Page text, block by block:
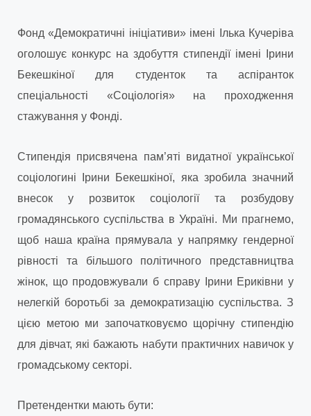
Фонд «Демократичні ініціативи» імені Ілька Кучеріва
оголошує конкурс на здобуття стипендії імені Ірини
Бекешкіної для студенток та аспіранток
спеціальності «Соціологія» на проходження
стажування у Фонді.
Стипендія присвячена пам’яті видатної української
соціологині Ірини Бекешкіної, яка зробила значний
внесок у розвиток соціології та розбудову
громадянського суспільства в Україні. Ми прагнемо,
щоб наша країна прямувала у напрямку гендерної
рівності та більшого політичного представництва
жінок, що продовжували б справу Ірини Ериківни у
нелегкій боротьбі за демократизацію суспільства. З
цією метою ми започатковуємо щорічну стипендію
для дівчат, які бажають набути практичних навичок у
громадському секторі.
Претендентки мають бути: